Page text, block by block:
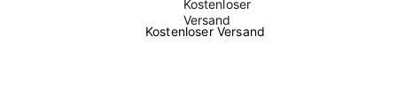
Kostenloser Versand